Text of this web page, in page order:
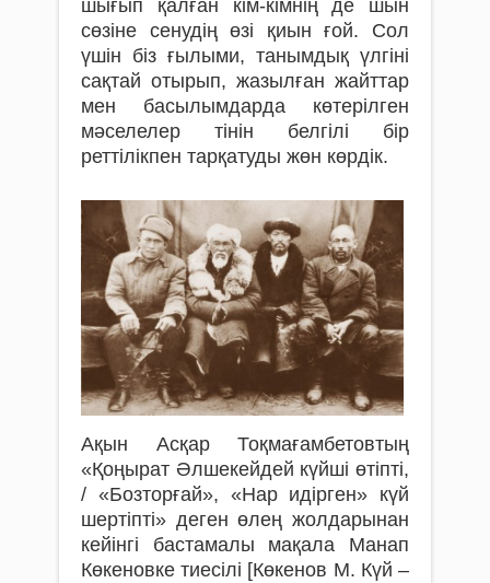
шығып қалған кім-кімнің де шын
сөзіне сенудің өзі қиын ғой. Сол
үшін біз ғылыми, танымдық үлгіні
сақтай отырып, жазылған жайттар
мен басылымдарда көтерілген
мәселелер тінін белгілі бір
реттілікпен тарқатуды жөн көрдік.
Ақын Асқар Тоқмағамбетовтың
«Қоңырат Әлшекейдей күйші өтіпті,
/ «Бозторғай», «Нар идірген» күй
шертіпті» деген өлең жолдарынан
кейінгі бастамалы мақала Манап
Көкеновке тиесілі [Көкенов М. Күй –